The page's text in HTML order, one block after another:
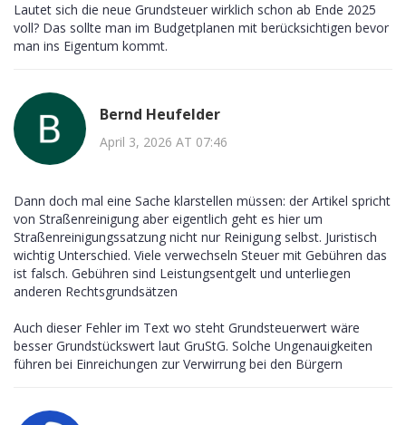
Lautet sich die neue Grundsteuer wirklich schon ab Ende 2025
voll? Das sollte man im Budgetplanen mit berücksichtigen bevor
man ins Eigentum kommt.
Bernd Heufelder
April 3, 2026 AT 07:46
Dann doch mal eine Sache klarstellen müssen: der Artikel spricht
von Straßenreinigung aber eigentlich geht es hier um
Straßenreinigungssatzung nicht nur Reinigung selbst. Juristisch
wichtig Unterschied. Viele verwechseln Steuer mit Gebühren das
ist falsch. Gebühren sind Leistungsentgelt und unterliegen
anderen Rechtsgrundsätzen
Auch dieser Fehler im Text wo steht Grundsteuerwert wäre
besser Grundstückswert laut GruStG. Solche Ungenauigkeiten
führen bei Einreichungen zur Verwirrung bei den Bürgern